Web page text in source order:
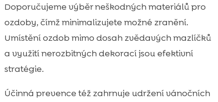
Doporučujeme výběr neškodných materiálů pro
ozdoby, čímž minimalizujete možné zranění.
Umístění ozdob mimo dosah zvědavých mazlíčků
a využití nerozbitných dekorací jsou efektivní
stratégie.
Účinná prevence též zahrnuje udržení vánočních